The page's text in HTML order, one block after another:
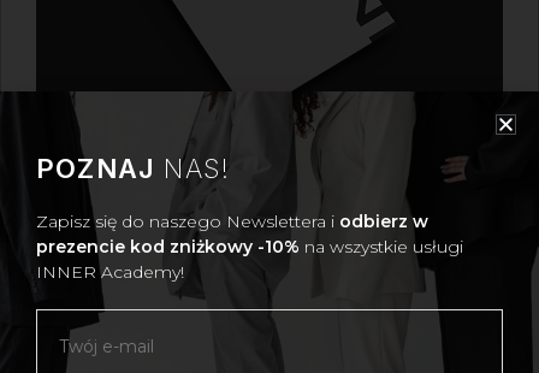
BON PREZENTOWY
Bon prezentowy na usługi osobistej stylistki INNER
luksusowy prezent, który możesz podarować bliskiej Ci
kobiecie – swojej partnerce, przyjaciółce lub
wspólniczce w interesach.
Podaruj niezapomniane
doświadczenie z INNER
POZNAJ NAS!
Zapisz się do naszego Newslettera i odbierz w
prezencie kod zniżkowy -10% na wszystkie usługi
INNER Academy!